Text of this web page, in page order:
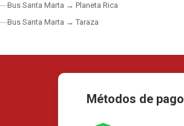
Bus Santa Marta → Planeta Rica
Bus Santa Marta → Taraza
Métodos de pago